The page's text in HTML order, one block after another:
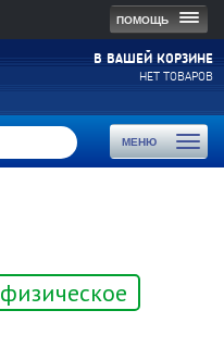
ПОМОЩЬ
В ВАШЕЙ КОРЗИНЕ
НЕТ ТОВАРОВ
МЕНЮ
Toggle
физическое